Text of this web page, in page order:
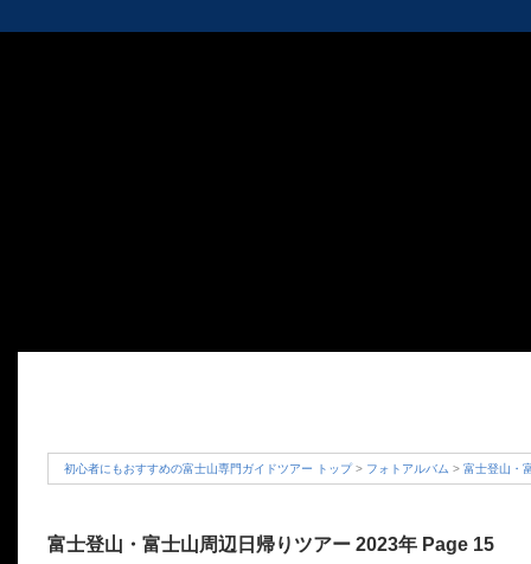
初心者にもおすすめの富士山専門ガイドツアー トップ> フォトアルバム > 富士登山・
富士登山・富士山周辺日帰りツアー 2023年 Page 15